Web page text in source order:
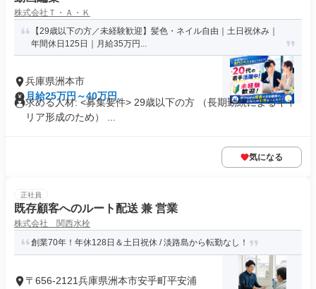
株式会社Ｔ・Ａ・Ｋ
【29歳以下の方／未経験歓迎】髪色・ネイル自由｜土日祝休み｜
年間休日125日｜月給35万円...
兵庫県洲本市
月給25万円～40万円
求める人材: <募集要件> 29歳以下の方 （長期勤続によるキャ
リア形成のため） ...
気になる
正社員
既存顧客へのルート配送 兼 営業
株式会社 関西水栓
創業70年！年休128日＆土日祝休 / 淡路島から転勤なし！
〒656-2121兵庫県洲本市安乎町平安浦